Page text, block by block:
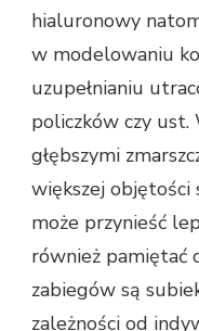
hialuronowy
w modelowaniu
uzupełnianiu
policzków czy
głębszymi
większej objętości
może przynieść
również pamiętać
zabiegów są
zależności od